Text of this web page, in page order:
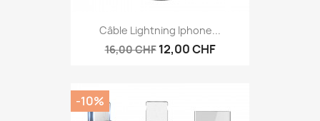
Câble Lightning Iphone...
16,00 CHF 12,00 CHF
-10%